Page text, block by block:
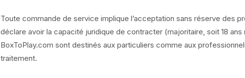
Toute commande de service implique l’acceptation sans réserve des
déclare avoir la capacité juridique de contracter (majoritaire, soit 18
BoxToPlay.com sont destinés aux particuliers comme aux
traitement.